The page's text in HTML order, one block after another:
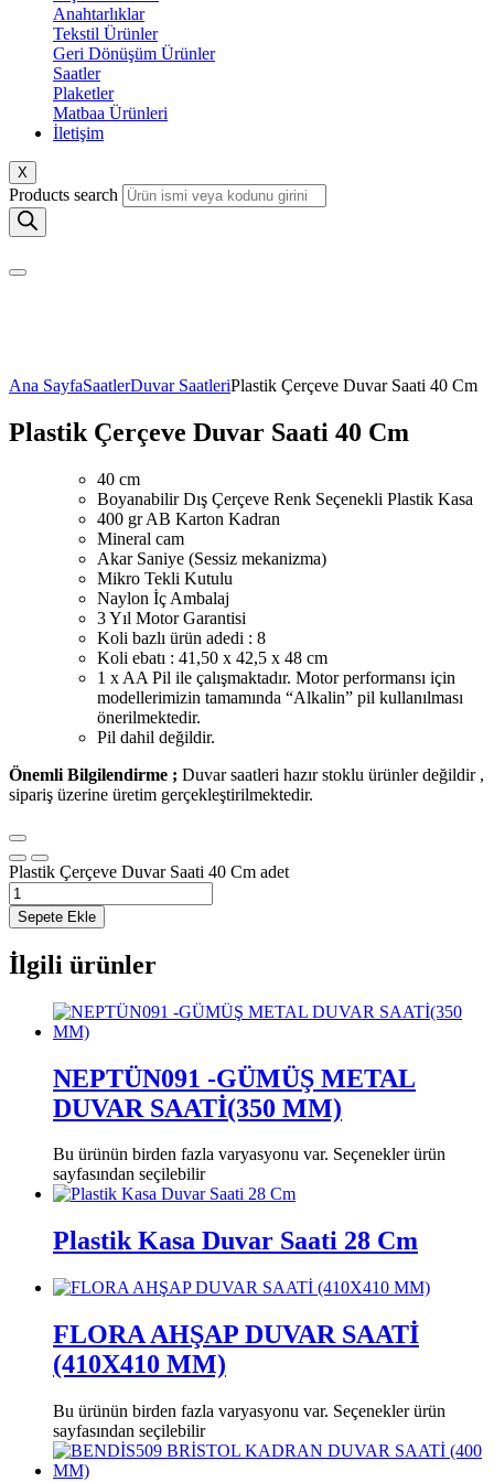
Anahtarlıklar
Tekstil Ürünler
Geri Dönüşüm Ürünler
Saatler
Plaketler
Matbaa Ürünleri
İletişim
X
Products search
Ana SayfaSaatlerDuvar SaatleriPlastik Çerçeve Duvar Saati 40 Cm
Plastik Çerçeve Duvar Saati 40 Cm
40 cm
Boyanabilir Dış Çerçeve Renk Seçenekli Plastik Kasa
400 gr AB Karton Kadran
Mineral cam
Akar Saniye (Sessiz mekanizma)
Mikro Tekli Kutulu
Naylon İç Ambalaj
3 Yıl Motor Garantisi
Koli bazlı ürün adedi : 8
Koli ebatı : 41,50 x 42,5 x 48 cm
1 x AA Pil ile çalışmaktadır. Motor performansı için
modellerimizin tamamında “Alkalin” pil kullanılması
önerilmektedir.
Pil dahil değildir.
Önemli Bilgilendirme ; Duvar saatleri hazır stoklu ürünler değildir ,
sipariş üzerine üretim gerçekleştirilmektedir.
Plastik Çerçeve Duvar Saati 40 Cm adet
Sepete Ekle
İlgili ürünler
NEPTÜN091 -GÜMÜŞ METAL
DUVAR SAATİ(350 MM)
Bu ürünün birden fazla varyasyonu var. Seçenekler ürün
sayfasından seçilebilir
Plastik Kasa Duvar Saati 28 Cm
FLORA AHŞAP DUVAR SAATİ
(410X410 MM)
Bu ürünün birden fazla varyasyonu var. Seçenekler ürün
sayfasından seçilebilir